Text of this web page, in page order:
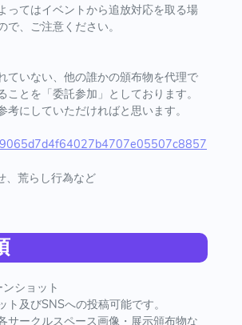
ってはイベントから追放対応を取る場
で、ご注意ください。
ていない、他の誰かの頒布物を代理で
ことを「委託参加」としております。
考にしていただければと思います。
、荒らし行為など
ショット
ト及びSNSへの投稿可能です。
サークルスペース画像・展示頒布物な